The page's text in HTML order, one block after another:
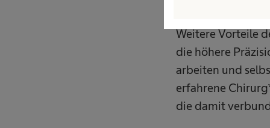
Weitere Vorteile
die höhere
arbeiten und
erfahrene
die damit